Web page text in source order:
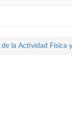
de la Actividad Física